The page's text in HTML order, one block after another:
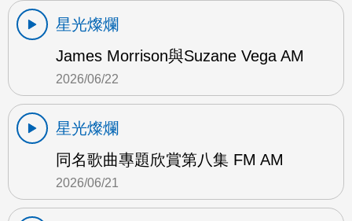
星光燦爛
James Morrison與Suzane Vega AM
2026/06/22
星光燦爛
同名歌曲專題欣賞第八集 FM AM
2026/06/21